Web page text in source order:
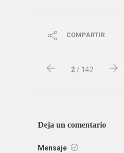
COMPARTIR
2/ 142
Deja un comentario
Mensaje